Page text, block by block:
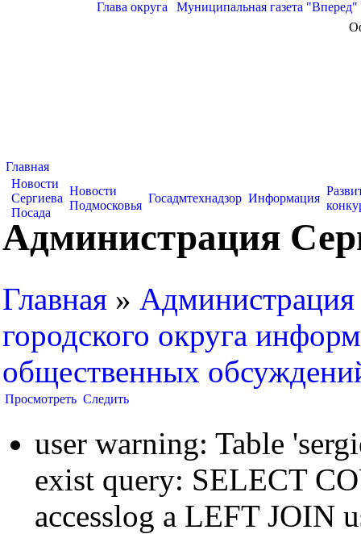
Глава округа Муниципальная газета "Вперед"
Главная
Новости
Сергиева
Посада
Новости
Подмосковья
Госадмтехнадзор Информация
Администрация
Главная » Администрация
городского округа
общественных
Просмотреть Следить
user warning: Table
exist query: SELECT
accesslog a LEFT JOIN